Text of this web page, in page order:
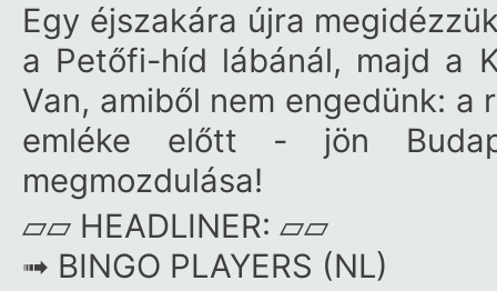
Egy éjszakára újra
a Petőfi-híd lábánál, majd a
Van, amiből nem engedünk:
emléke előtt - jön
megmozdulása!
▱▱ HEADLINER: ▱▱
➟ BINGO PLAYERS (NL)